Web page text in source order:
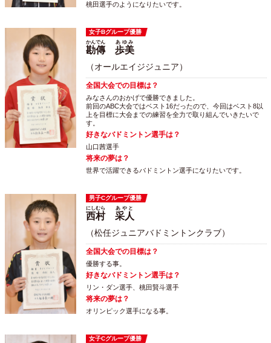
桃田選手のようになりたいです。
女子Bグループ優勝
勘傳
かんでん
歩美
あゆみ
（オールエイジジュニア）
全国大会での目標は？
みなさんのおかげで優勝できました。
前回のABC大会ではベスト16だったので、今回はベスト8以
上を目標に大会までの練習を全力で取り組んでいきたいで
す。
好きなバドミントン選手は？
山口茜選手
将来の夢は？
世界で活躍できるバドミントン選手になりたいです。
男子Cグループ優勝
西村
にしむら
采人
あやと
（松任ジュニアバドミントンクラブ）
全国大会での目標は？
優勝する事。
好きなバドミントン選手は？
リン・ダン選手、桃田賢斗選手
将来の夢は？
オリンピック選手になる事。
女子Cグループ優勝